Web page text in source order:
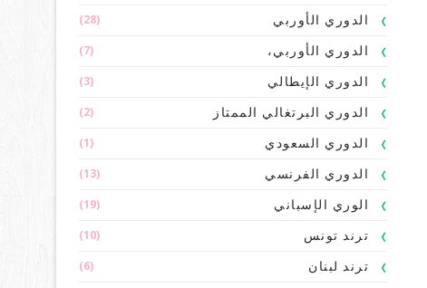
الدوري الأوربي (28)
الدوري الأوربي، (7)
الدوري الإيطالي (3)
الدوري البرتغالي الممتاز (2)
الدوري السعودي (1)
الدوري الفرنسي (13)
الوري الإسباني (19)
ترند تونس (10)
ترند لبنان (6)